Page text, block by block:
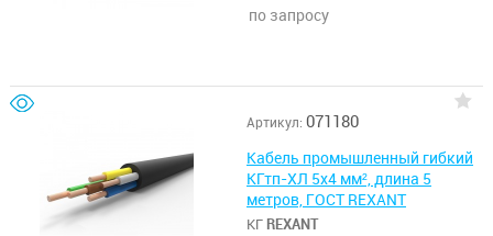
по запросу
Артикул: 071180
Кабель промышленный гибкий
КГтп-ХЛ 5х4 мм², длина 5
метров, ГОСТ REXANT
КГ REXANT